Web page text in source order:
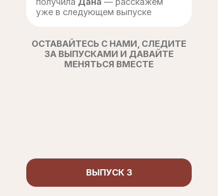
уже в следующем выпуске
ОСТАВАЙТЕСЬ С НАМИ, СЛЕДИТЕ
ЗА ВЫПУСКАМИ И ДАВАЙТЕ
МЕНЯТЬСЯ ВМЕСТЕ
ВЫПУСК 3